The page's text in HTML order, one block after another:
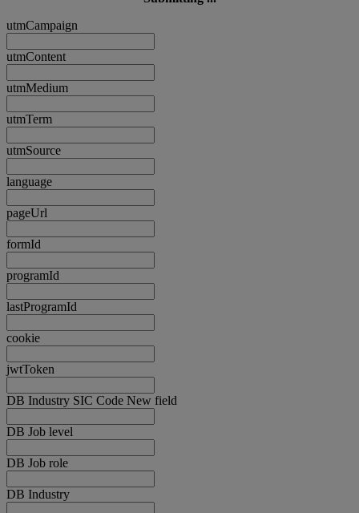
utmCampaign
utmContent
utmMedium
utmTerm
utmSource
language
pageUrl
formId
programId
lastProgramId
cookie
jwtToken
DB Industry SIC Code New field
DB Job level
DB Job role
DB Industry